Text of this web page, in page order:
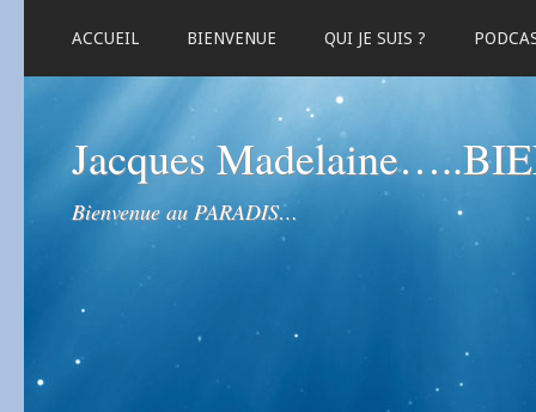
ACCUEIL BIENVENUE QUI JE SUIS ?
Jacques
Bienvenue au PARADIS…